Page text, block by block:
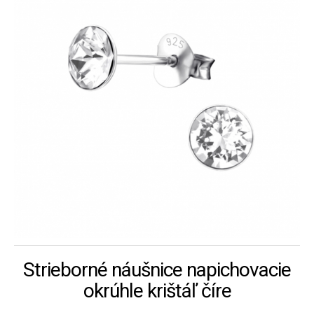
Strieborné náušnice napichovacie
okrúhle krištáľ číre